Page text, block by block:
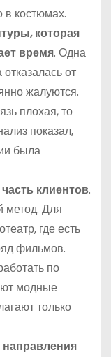
в костюмах.
которая
время. Одна
от
жалуются.
плохая, то
показал,
была
клиентов.
метод. Для
где есть
фильмов.
по
модные
только